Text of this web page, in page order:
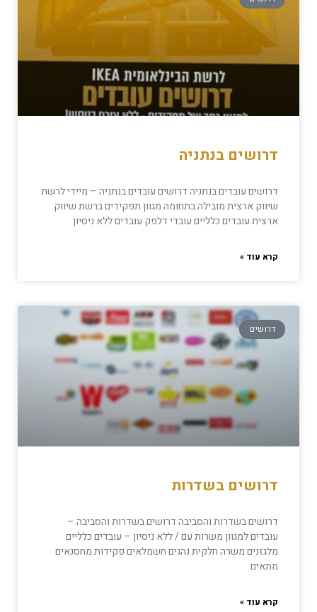
דרושים בנתניה
דרושים עובדים בנתניה דרושים עובדים בנתניה – מיידי לרשת
שיווק ארצית מובילה בתחומה מגוון תפקידים ברשת שיווק
ארצית עובדים כלליים עובדי דלפק עובדים ללא ניסיון
קרא עוד »
דרושים
דרושים בשדרות
דרושים בשדרות והסביבה דרושים בשדרות והסביבה –
עובדים למגוון משרות עם / ללא ניסיון – עובדים כלליים
מלגזנים משרה חלקית נהגים חשמלאים פקידות מחסנאים
מתאים
קרא עוד »